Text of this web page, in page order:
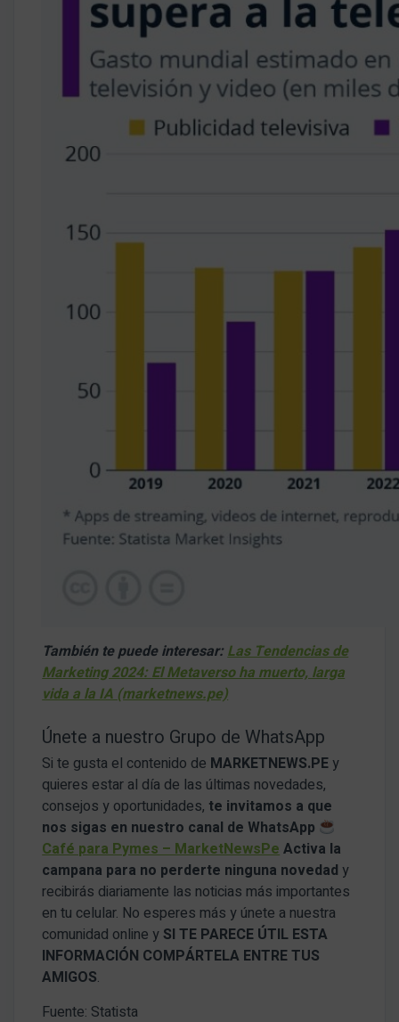
También te puede interesar:Las Tendencias de
Marketing 2024: El Metaverso ha muerto, larga
vida a la IA (marketnews.pe)
Únete a nuestro Grupo de WhatsApp
Si te gusta el contenido de MARKETNEWS.PE y
quieres estar al día de las últimas novedades,
consejos y oportunidades, te invitamos a que
nos sigas en nuestro canal de WhatsApp
Café para Pymes – MarketNewsPeActiva la
campana para no perderte ninguna novedad y
recibirás diariamente las noticias más importantes
en tu celular. No esperes más y únete a nuestra
comunidad online y SI TE PARECE ÚTIL ESTA
INFORMACIÓN COMPÁRTELA ENTRE TUS
AMIGOS.
Fuente: Statista